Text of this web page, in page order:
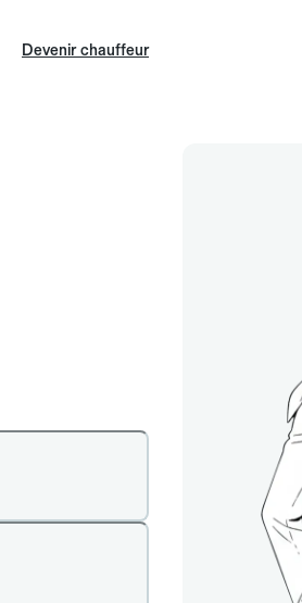
Devenir chauffeur